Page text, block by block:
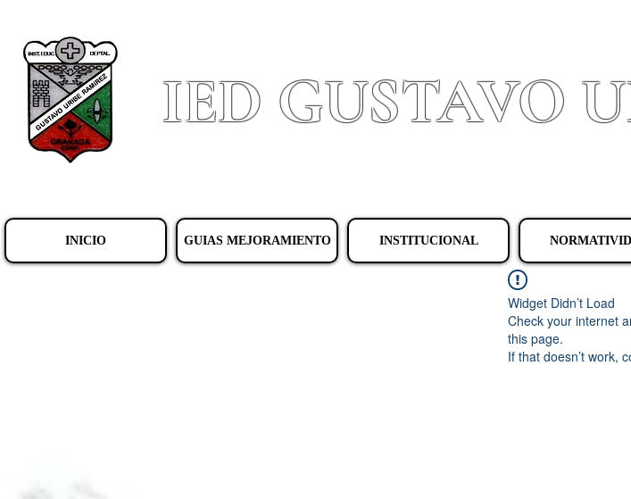
IED GUSTAVO
INICIO GUIAS MEJORAMIENTO INSTITUCIONAL
Widget Didn’t Load
Check your internet
this page.
If that doesn’t work,